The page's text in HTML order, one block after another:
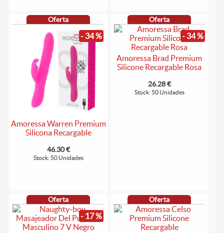
Oferta
- 34 %
Amoressa Warren Premium
Silicona Recargable
46.30 €
Stock: 50 Unidades
Oferta
- 34 %
Amoressa Brad Premium
Silicone Recargable Rosa
26.28 €
Stock: 50 Unidades
Oferta
- 17 %
Oferta